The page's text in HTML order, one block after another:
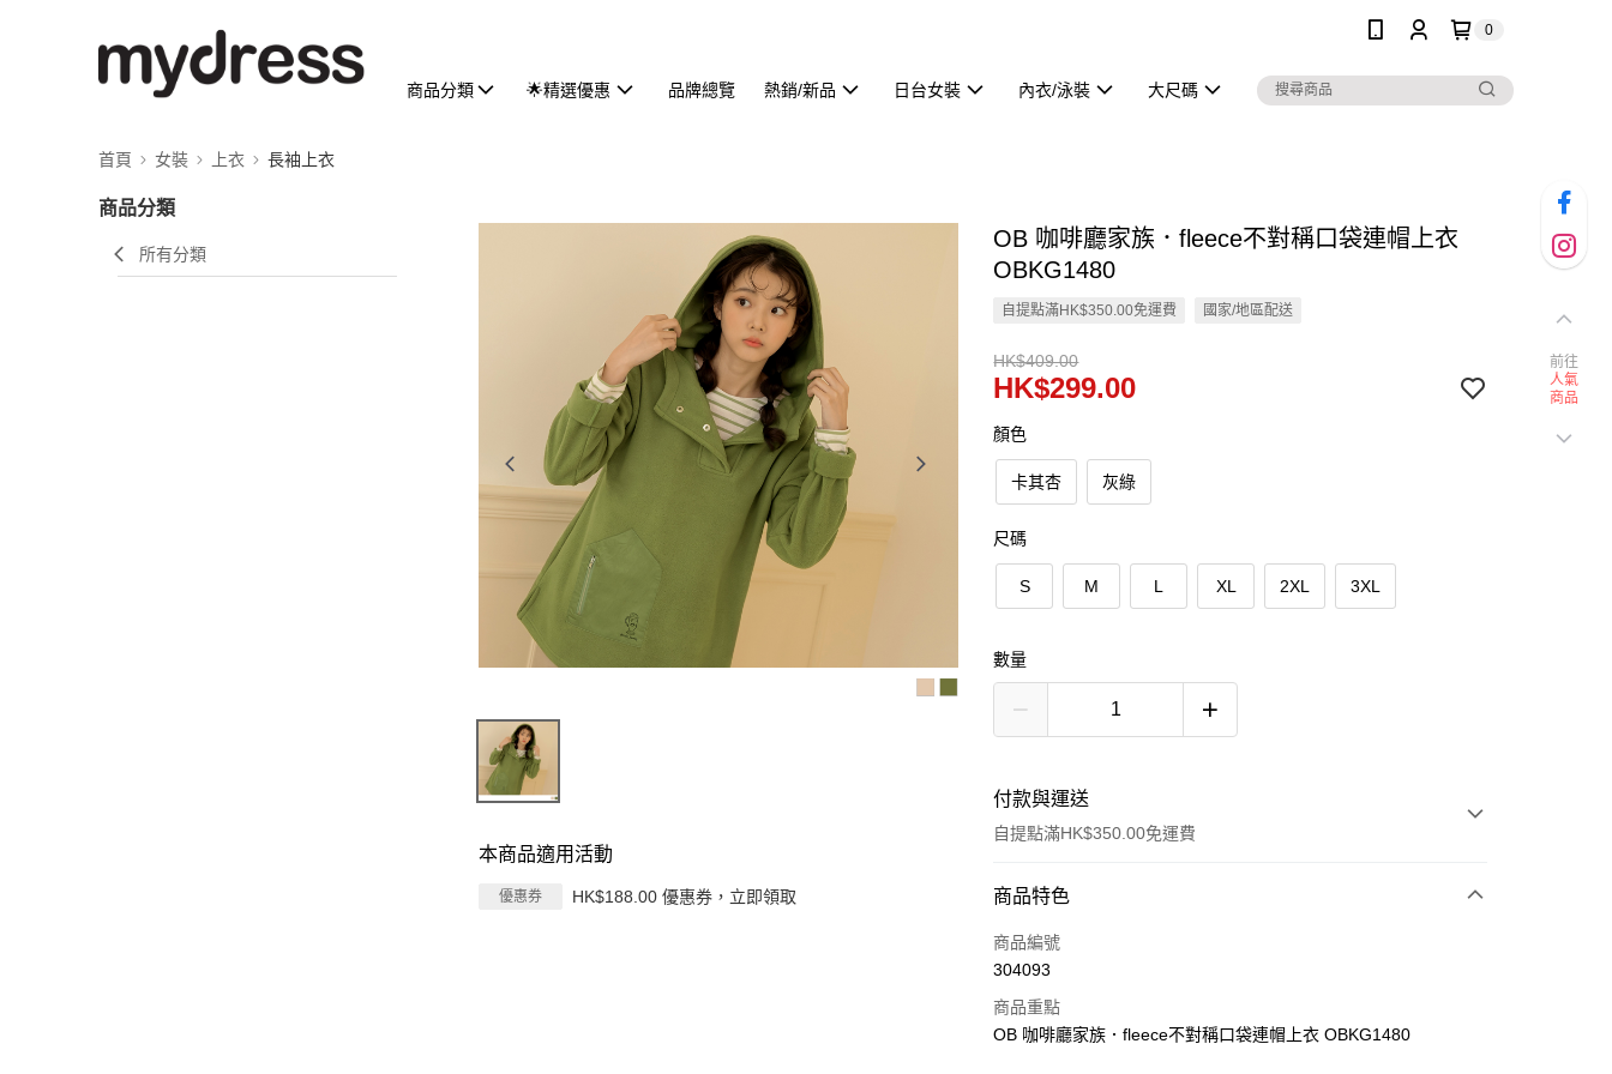
0
商品分類 🌟精選優惠 品牌總覽 熱銷/新品 日台女裝 內衣/泳裝 大尺碼
首頁 女裝 上衣 長袖上衣
商品分類
所有分類
本商品適用活動
優惠券 HK$188.00 優惠券，立即領取
OB 咖啡廳家族．fleece不對稱口袋連帽上衣
OBKG1480
自提點滿HK$350.00免運費 國家/地區配送
HK$409.00
HK$299.00
顏色
卡其杏 灰綠
尺碼
S M L XL 2XL 3XL
數量
付款與運送
自提點滿HK$350.00免運費
付款方式
信用卡
AlipayHK
商品特色
商品編號
304093
商品重點
OB 咖啡廳家族．fleece不對稱口袋連帽上衣 OBKG1480
前往
人氣
商品